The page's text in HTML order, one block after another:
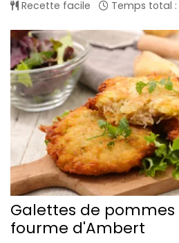
Recette facile Temps total
Galettes de
fourme d'Ambert